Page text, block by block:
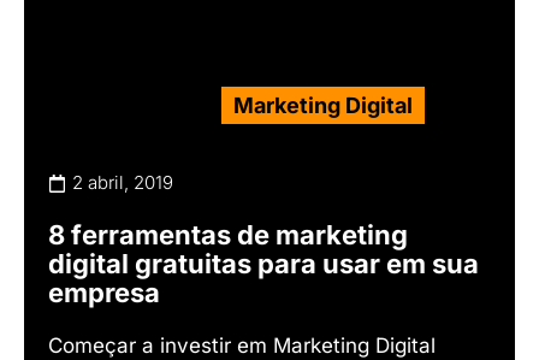
Marketing Digital
2 abril, 2019
8 ferramentas de marketing
digital gratuitas para usar em sua
empresa
Começar a investir em Marketing Digital